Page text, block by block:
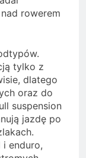
rowerem
tylko z
dlatego
oraz do
suspension
jazdę po
enduro,